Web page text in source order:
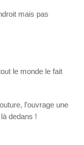
mais pas
le monde le fait
l’ouvrage une
dedans !